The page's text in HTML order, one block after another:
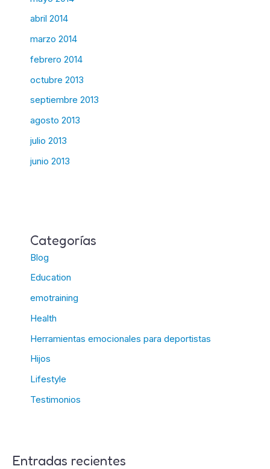
abril 2014
marzo 2014
febrero 2014
octubre 2013
septiembre 2013
agosto 2013
julio 2013
junio 2013
Categorías
Blog
Education
emotraining
Health
Herramientas emocionales para deportistas
Hijos
Lifestyle
Testimonios
Entradas recientes